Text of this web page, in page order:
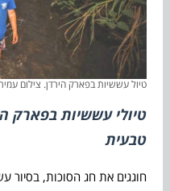
טיול עששיות בפארק הירדן. צילום עמיר
טיולי עששיות בפארק
טבעית
חוגגים את חג הסוכות, בסיור